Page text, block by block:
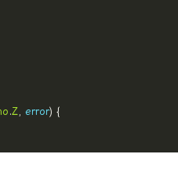
.Z, error